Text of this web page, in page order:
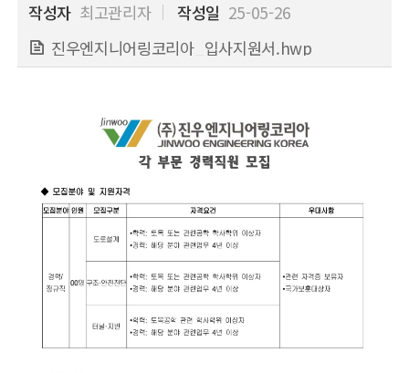
작성자 최고관리자 작성일 25-05-26
진우엔지니어링코리아_입사지원서.hwp